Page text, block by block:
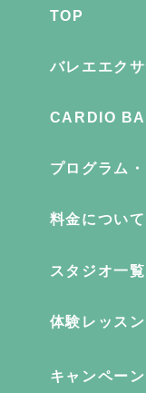
TOP
バレエエク
CARDIO
プログラム
料金について
スタジオ一覧
体験レッス
キャンペーン